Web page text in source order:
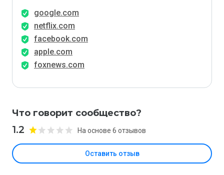
google.com
netflix.com
facebook.com
apple.com
foxnews.com
Что говорит сообщество?
1.2 На основе 6 отзывов
Оставить отзыв